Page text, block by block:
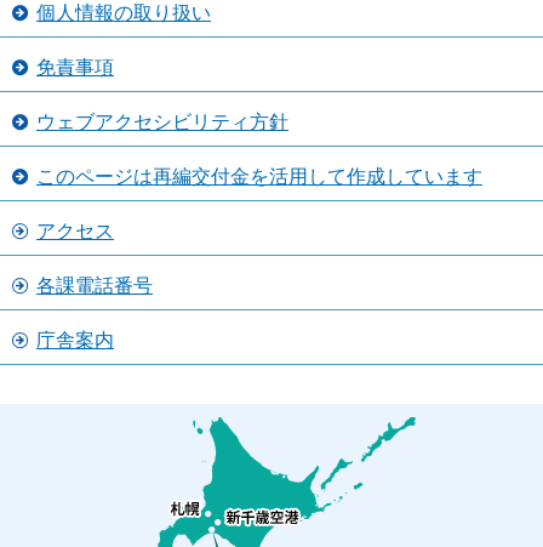
個人情報の取り扱い
免責事項
ウェブアクセシビリティ方針
このページは再編交付金を活用して作成しています
アクセス
各課電話番号
庁舎案内